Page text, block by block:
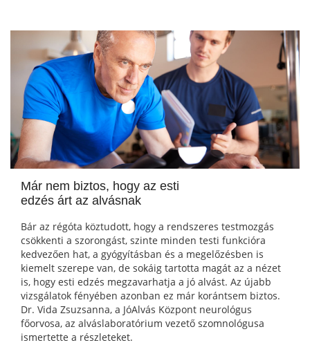
Már nem biztos, hogy az esti
edzés árt az alvásnak
Bár az régóta köztudott, hogy a rendszeres testmozgás
csökkenti a szorongást, szinte minden testi funkcióra
kedvezően hat, a gyógyításban és a megelőzésben is
kiemelt szerepe van, de sokáig tartotta magát az a nézet
is, hogy esti edzés megzavarhatja a jó alvást. Az újabb
vizsgálatok fényében azonban ez már korántsem biztos.
Dr. Vida Zsuzsanna, a JóAlvás Központ neurológus
főorvosa, az alváslaboratórium vezető szomnológusa
ismertette a részleteket.